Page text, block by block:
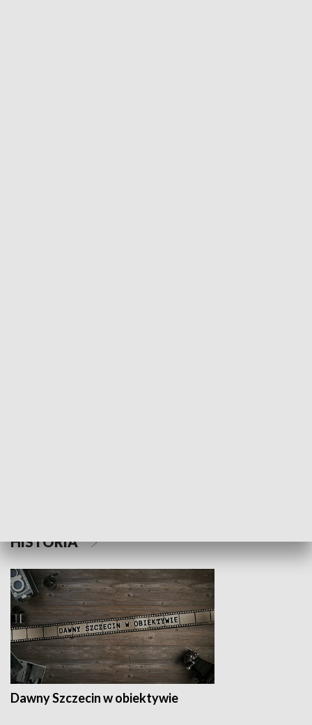
HISTORIA
Dawny Szczecin w obiektywie